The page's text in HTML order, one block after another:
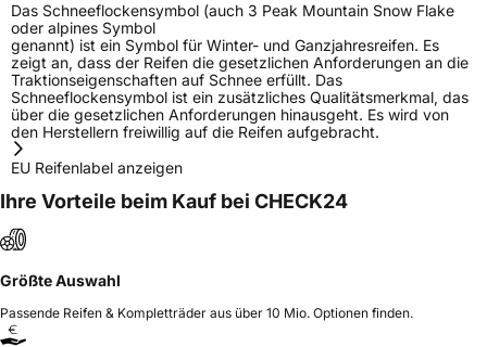
Das Schneeflockensymbol (auch 3 Peak Mountain Snow Flake
oder alpines Symbol
genannt) ist ein Symbol für Winter- und Ganzjahresreifen. Es
zeigt an, dass der Reifen die gesetzlichen Anforderungen an die
Traktionseigenschaften auf Schnee erfüllt. Das
Schneeflockensymbol ist ein zusätzliches Qualitätsmerkmal, das
über die gesetzlichen Anforderungen hinausgeht. Es wird von
den Herstellern freiwillig auf die Reifen aufgebracht.
EU Reifenlabel anzeigen
Ihre Vorteile beim Kauf bei CHECK24
Größte Auswahl
Passende Reifen & Kompletträder aus über 10 Mio. Optionen finden.